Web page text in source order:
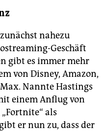
nahezu
Geschäft
gibt es immer mehr
von Disney, Amazon,
Nannte Hastings
einem Anflug von
als
er nun zu, dass der